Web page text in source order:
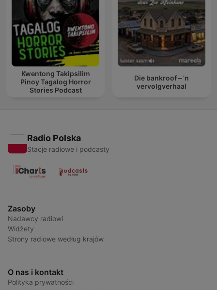
Kwentong Takipsilim
Pinoy Tagalog Horror
Stories Podcast
Die bankroof – ’n
vervolgverhaal
Radio Polska
Stacje radiowe i podcasty
Zasoby
Nadawcy radiowi
Widżety
Strony radiowe według krajów
O nas i kontakt
Polityka prywatności